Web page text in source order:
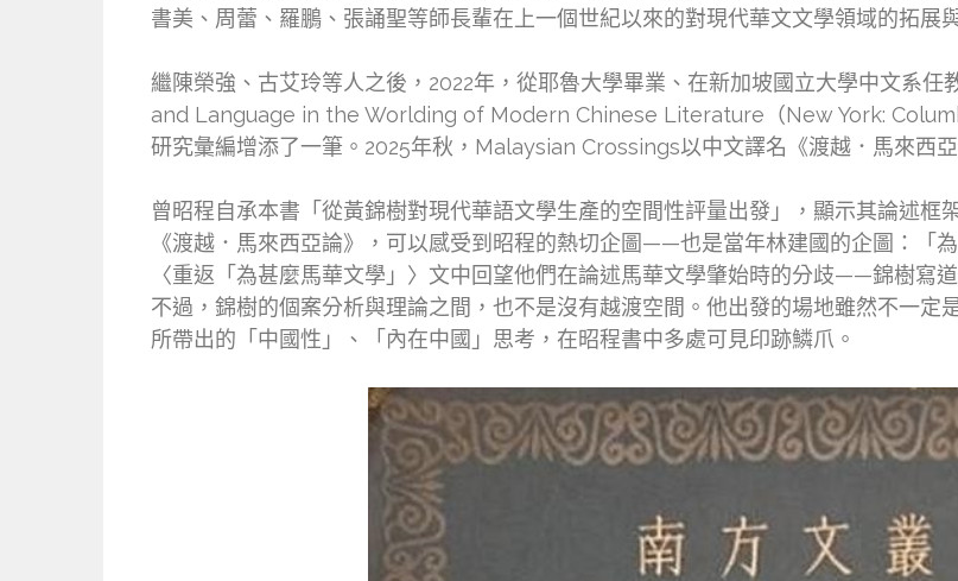
書美、周蕾、羅鵬、張誦聖等師長輩在上一個世紀以來的對現代華文文學領域的拓展
繼陳榮強、古艾玲等人之後，2022年，從耶魯大學畢業、在新加坡國立大學中文系
and Language in the Worlding of Modern Chinese Literature（New York:
研究彙編增添了一筆。2025年秋，Malaysian Crossings以中文譯名《渡越．馬來西
曾昭程自承本書「從黃錦樹對現代華語文學生產的空間性評量出發」，顯示其論述框
《渡越．馬來西亞論》，可以感受到昭程的熱切企圖——也是當年林建國的企圖：「
〈重返「為甚麼馬華文學」〉文中回望他們在論述馬華文學肇始時的分歧——錦樹寫
不過，錦樹的個案分析與理論之間，也不是沒有越渡空間。他出發的場地雖然不一定
所帶出的「中國性」、「內在中國」思考，在昭程書中多處可見印跡鱗爪。